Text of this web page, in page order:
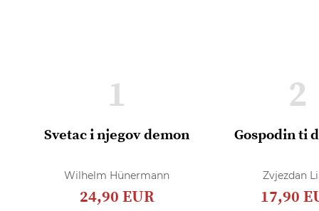
1
Svetac i njegov demon
Wilhelm Hünermann
24,90 EUR
2
Gospodin ti
Zvjezdan
17,90